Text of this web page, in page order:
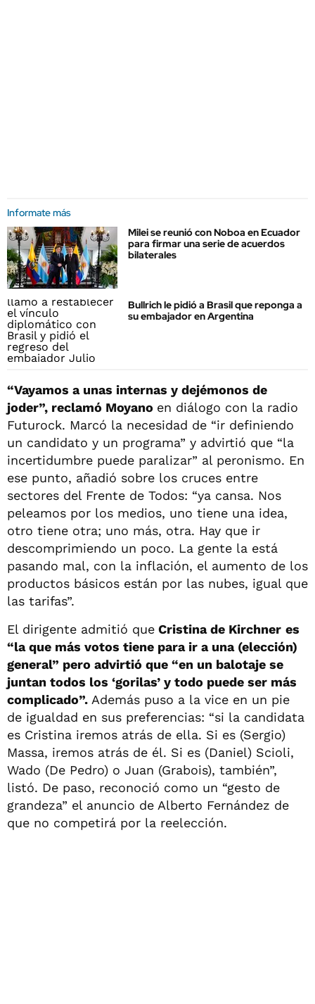
Informate más
Milei se reunió con Noboa en Ecuador
para firmar una serie de acuerdos
bilaterales
Bullrich le pidió a Brasil que reponga a
su embajador en Argentina
“Vayamos a unas internas y dejémonos de
joder”, reclamó Moyano en diálogo con la radio
Futurock. Marcó la necesidad de “ir definiendo
un candidato y un programa” y advirtió que “la
incertidumbre puede paralizar” al peronismo. En
ese punto, añadió sobre los cruces entre
sectores del Frente de Todos: “ya cansa. Nos
peleamos por los medios, uno tiene una idea,
otro tiene otra; uno más, otra. Hay que ir
descomprimiendo un poco. La gente la está
pasando mal, con la inflación, el aumento de los
productos básicos están por las nubes, igual que
las tarifas”.
El dirigente admitió que Cristina de Kirchner es
“la que más votos tiene para ir a una (elección)
general” pero advirtió que “en un balotaje se
juntan todos los ‘gorilas’ y todo puede ser más
complicado”. Además puso a la vice en un pie
de igualdad en sus preferencias: “si la candidata
es Cristina iremos atrás de ella. Si es (Sergio)
Massa, iremos atrás de él. Si es (Daniel) Scioli,
Wado (De Pedro) o Juan (Grabois), también”,
listó. De paso, reconoció como un “gesto de
grandeza” el anuncio de Alberto Fernández de
que no competirá por la reelección.